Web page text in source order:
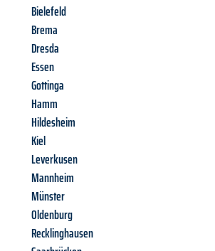
Bielefeld
Brema
Dresda
Essen
Gottinga
Hamm
Hildesheim
Kiel
Leverkusen
Mannheim
Münster
Oldenburg
Recklinghausen